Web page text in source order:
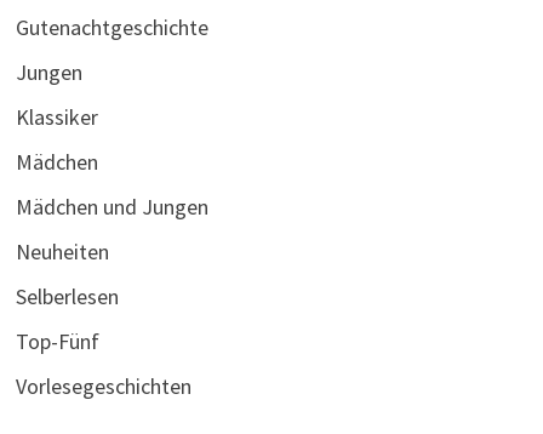
Gutenachtgeschichte
Jungen
Klassiker
Mädchen
Mädchen und Jungen
Neuheiten
Selberlesen
Top-Fünf
Vorlesegeschichten